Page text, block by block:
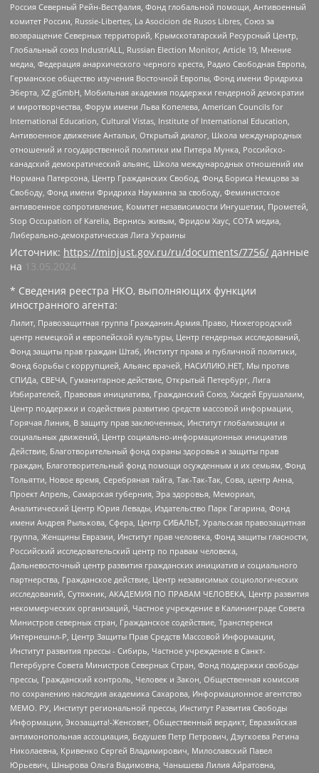
Россия Северный Рейн-Вестфалия, Фонд глобальной помощи, Антивоенный
комитет России, Russie-Libertes, La Asocicion de Rusos Libres, Союз за
возвращение Северных территорий, Крымскотатарский Ресурсный Центр,
Глобальный союз IndustriALL, Russian Election Monitor, Article 19, Мнение
медиа, Федерация анархического черного креста, Радио Свободная Европа,
Германское общество изучения Восточной Европы, Фонд имени Фридриха
Эберта, XZ gGmbH, Мобильная академия поддержки гендерной демократии
и миротворчества, Форум имени Льва Копелева, American Councils for
International Education, Cultural Vistas, Institute of International Education,
Антивоенное движение Антальи, Открытый диалог, Школа международных
отношений и государственной политики им Питера Мунка, Российско-
канадский демократический альянс, Школа международных отношений им
Нормана Патерсона, Центр Гражданских Свобод, Фонд Бориса Немцова за
Свободу, Фонд имени Фридриха Науманна за свободу, Феминистское
антивоенное сопротивление, Комитет независимости Ингушетии, Прометей,
Stop Occupation of Karelia, Вернись живым, Фридом Хаус, СОТА медиа,
Либерально-демократическая Лига Украины
Источник: https://minjust.gov.ru/ru/documents/7756/ данные
на
13.05.2024
* Сведения реестра НКО, выполняющих функции
иностранного агента:
Лилит, Правозащитная группа Гражданин.Армия.Право, Нижегородский
центр немецкой и европейской культуры, Центр гендерных исследований,
Фонд защиты прав граждан Штаб, Институт права и публичной политики,
Фонд борьбы с коррупцией, Альянс врачей, НАСИЛИЮ.НЕТ, Мы против
СПИДа, СВЕЧА, Гуманитарное действие, Открытый Петербург, Лига
Избирателей, Правовая инициатива, Гражданский Союз, Хасдей Ерушалаим,
Центр поддержки и содействия развитию средств массовой информации,
Горячая Линия, В защиту прав заключенных, Институт глобализации и
социальных движений, Центр социально-информационных инициатив
Действие, Благотворительный фонд охраны здоровья и защиты прав
граждан, Благотворительный фонд помощи осужденным и их семьям, Фонд
Тольятти, Новое время, Серебряная тайга, Так-Так-Так, Сова, центр Анна,
Проект Апрель, Самарская губерния, Эра здоровья, Мемориал,
Аналитический Центр Юрия Левады, Издательство Парк Гагарина, Фонд
имени Андрея Рылькова, Сфера, Центр СИБАЛЬТ, Уральская правозащитная
группа, Женщины Евразии, Институт прав человека, Фонд защиты гласности,
Российский исследовательский центр по правам человека,
Дальневосточный центр развития гражданских инициатив и социального
партнерства, Гражданское действие, Центр независимых социологических
исследований, Сутяжник, АКАДЕМИЯ ПО ПРАВАМ ЧЕЛОВЕКА, Центр развития
некоммерческих организаций, Частное учреждение в Калининграде Совета
Министров северных стран, Гражданское содействие, Трансперенси
Интернешнл-Р, Центр Защиты Прав Средств Массовой Информации,
Институт развития прессы - Сибирь, Частное учреждение в Санкт-
Петербурге Совета Министров Северных Стран, Фонд поддержки свободы
прессы, Гражданский контроль, Человек и Закон, Общественная комиссия
по сохранению наследия академика Сахарова, Информационное агентство
МЕМО. РУ, Институт региональной прессы, Институт Развития Свободы
Информации, Экозащита!-Женсовет, Общественный вердикт, Евразийская
антимонопольная ассоциация, Бедушев Петр Петрович, Дзугкоева Регина
Николаевна, Кривенко Сергей Владимирович, Милославский Павел
Юрьевич, Шнырова Ольга Вадимовна, Чанышева Лилия Айратовна,